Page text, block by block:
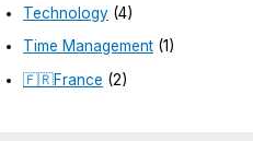
Technology (4)
Time Management (1)
🇫🇷France (2)